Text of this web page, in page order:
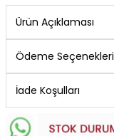
Ürün Açıklaması
Ödeme Seçenekleri
İade Koşulları